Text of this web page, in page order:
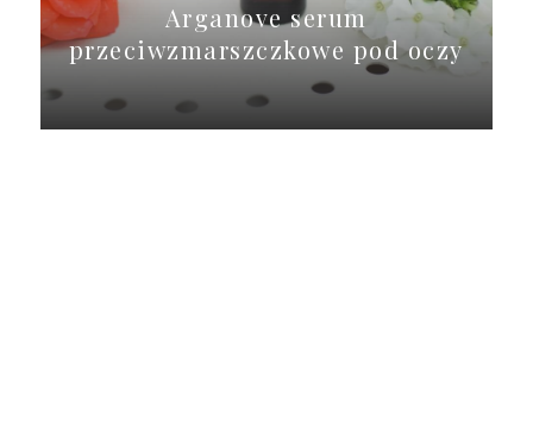
Arganove serum
przeciwzmarszczkowe pod oczy